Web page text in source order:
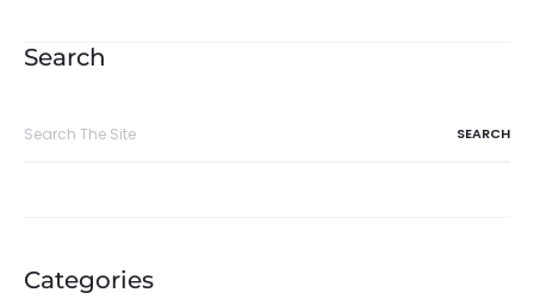
entradas
Search
Categories